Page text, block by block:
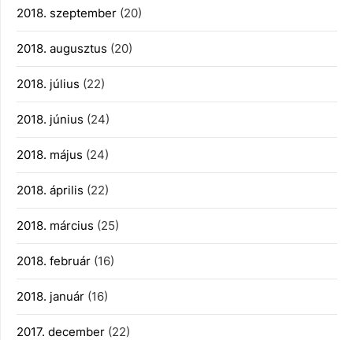
2018. szeptember (20)
2018. augusztus (20)
2018. július (22)
2018. június (24)
2018. május (24)
2018. április (22)
2018. március (25)
2018. február (16)
2018. január (16)
2017. december (22)